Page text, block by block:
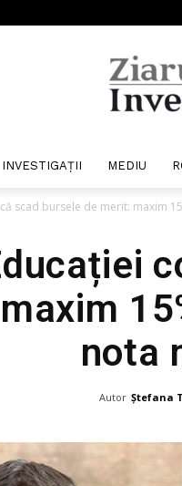
INVESTIGAȚII MEDIU
scad bursele de merit: maxim
nota
Autor Ștefana